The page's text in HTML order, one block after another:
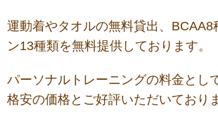
運動着やタオルの無料貸出、BCAA8
ン13種類を無料提供しております。
パーソナルトレーニングの料金とし
格安の価格とご好評いただいており